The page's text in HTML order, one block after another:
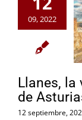
09, 2022
Llanes, la
de
12 septiembre,